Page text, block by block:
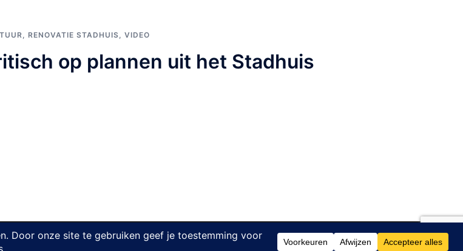
, RENOVATIE STADHUIS, VIDEO
op plannen uit het Stadhuis